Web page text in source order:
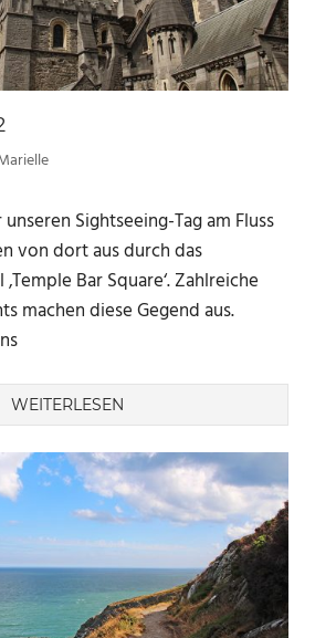
Sightseeing-Tag am Fluss
von dort aus durch das
Bar Square‘. Zahlreiche
machen diese Gegend aus.
WEITERLESEN